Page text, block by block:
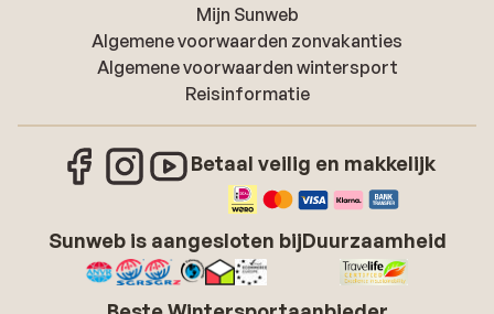
Mijn Sunweb
Algemene voorwaarden zonvakanties
Algemene voorwaarden wintersport
Reisinformatie
Betaal veilig en makkelijk
Sunweb is aangesloten bijDuurzaamheid